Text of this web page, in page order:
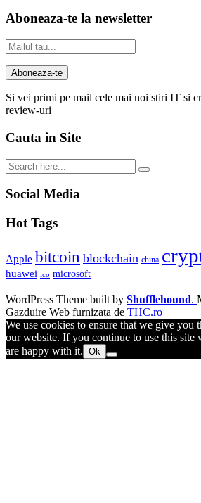
Aboneaza-te la newsletter
Si vei primi pe mail cele mai noi stiri IT si
review-uri
Cauta in Site
Social Media
Hot Tags
Apple bitcoin blockchain china
huawei ico microsoft
WordPress Theme built by Shufflehound.
Gazduire Web furnizata de THC.ro
We use cookies to ensure that we give you
our website. If you continue to use this site
are happy with it. Ok